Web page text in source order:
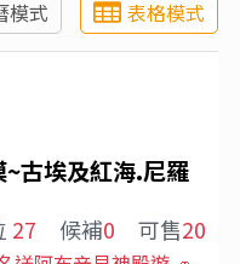
模式 表格模式
~古埃及紅海.尼羅
27 候補0 可售20